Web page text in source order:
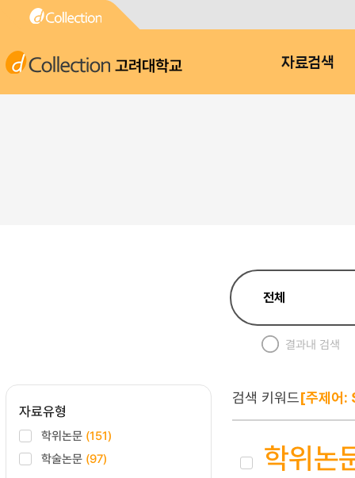
고려대학교 자료검색
결과내 검색
자료유형
학위논문 (151)
학술논문 (97)
검색 키워드[주제어
학위논